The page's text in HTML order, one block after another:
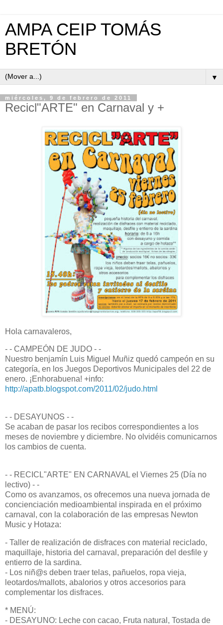
AMPA CEIP TOMÁS
BRETÓN
▼
miércoles, 9 de febrero de 2011
Recicl"ARTE" en Carnaval y +
Hola carnavaleros,
- - CAMPEÓN DE JUDO - -
Nuestro benjamín Luis Miguel Muñiz quedó campeón en su
categoría, en los Juegos Deportivos Municipales del 22 de
enero. ¡Enhorabuena! +info:
http://apatb.blogspot.com/2011/02/judo.html
- - DESAYUNOS - -
Se acaban de pasar los recibos correspondientes a los
meses de noviembre y diciembre. No olvidéis comunicarnos
los cambios de cuenta.
- - RECICL"ARTE" EN CARNAVAL el Viernes 25 (Día no
lectivo) - -
Como os avanzamos, os ofrecemos una nueva jornada de
concienciación medioambiental inspirada en el próximo
carnaval, con la colaboración de las empresas Newton
Music y Hotaza:
- Taller de realización de disfraces con material reciclado,
maquillaje, historia del carnaval, preparación del desfile y
entierro de la sardina.
- Los niñ@s deben traer telas, pañuelos, ropa vieja,
leotardos/mallots, abalorios y otros accesorios para
complementar los disfraces.
* MENÚ:
- DESAYUNO: Leche con cacao, Fruta natural, Tostada de